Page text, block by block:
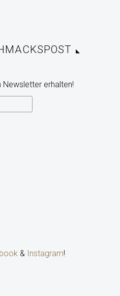
Newsletter erhalten!
& Instagram!